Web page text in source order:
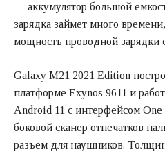
— аккумулятор большой
зарядка займет много
мощность проводной зарядки
Galaxy M21 2021 Edition
платформе Exynos 9611 и
Android 11 с интерфейсом
боковой сканер отпечатков
разъем для наушников.